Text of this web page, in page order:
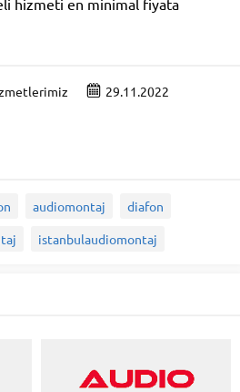
hizmeti en minimal fiyata
29.11.2022
audiomontaj
diafon
istanbulaudiomontaj